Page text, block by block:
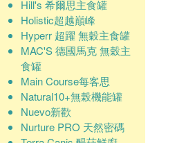
Hill's 希爾思主食罐
Holistic超越巔峰
Hyperr 超躍 無穀主食罐
MAC'S 德國馬克 無穀主
食罐
Main Course每客思
Natural10+無榖機能罐
Nuevo新歡
Nurture PRO 天然密碼